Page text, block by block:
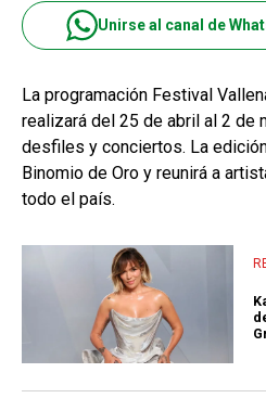
Unirse al canal de
La programación Festival
realizará del 25 de abril al 2 de
desfiles y conciertos. La
Binomio de Oro y reunirá a
todo el país.